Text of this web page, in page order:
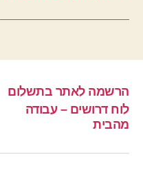
הרשמה לאתר בתשלום
לוח דרושים – עבודה
מהבית